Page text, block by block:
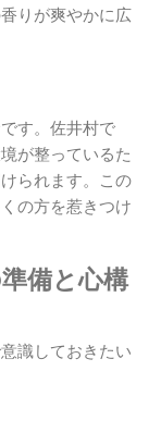
りが爽やかに広
す。佐井村で
が整っているた
られます。この
の方を惹きつけ
備と心構
識しておきたい